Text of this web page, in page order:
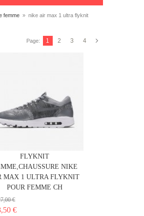
femme » nike air max 1 ultra flyknit
Page: 1 2 3 4
FLYKNIT
NIKE
MAX 1 ULTRA FLYKNIT
POUR FEMME CH
€
€